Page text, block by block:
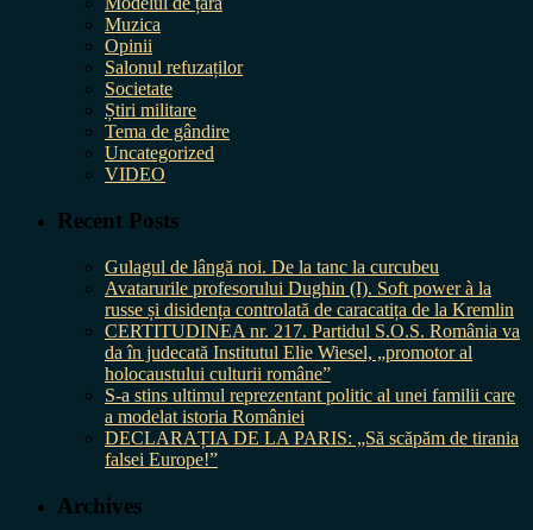
Muzica
Opinii
Salonul refuzaților
Societate
Știri militare
Tema de gândire
Uncategorized
VIDEO
Recent Posts
Gulagul de lângă noi. De la tanc la curcubeu
Avatarurile profesorului Dughin (I). Soft power à la
russe și disidența controlată de caracatița de la Kremlin
CERTITUDINEA nr. 217. Partidul S.O.S. România va
da în judecată Institutul Elie Wiesel, „promotor al
holocaustului culturii române”
S-a stins ultimul reprezentant politic al unei familii care
a modelat istoria României
DECLARAȚIA DE LA PARIS: „Să scăpăm de tirania
falsei Europe!”
Archives